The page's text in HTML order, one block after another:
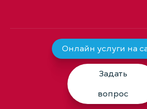
Онлайн услуги на
Задать
вопрос